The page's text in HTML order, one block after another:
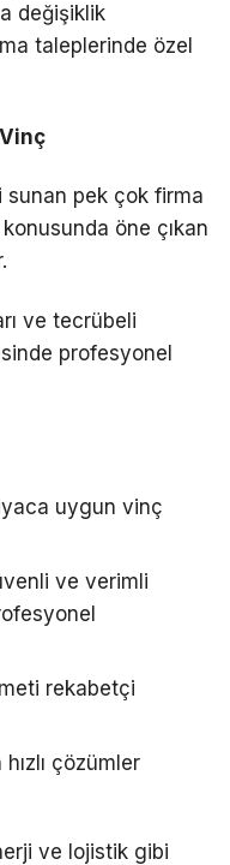
değişiklik
taleplerinde özel
sunan pek çok firma
öne çıkan
ve tecrübeli
profesyonel
uygun vinç
ve verimli
rekabetçi
çözümler
ve lojistik gibi